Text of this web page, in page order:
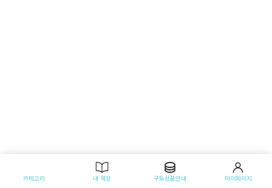
카테고리 내 책장 구독상품안내 마이페이지